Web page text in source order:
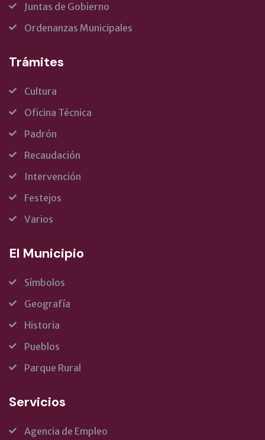
Juntas de Gobierno
Ordenanzas Municipales
Trámites
Cultura
Oficina Técnica
Padrón
Recaudación
Intervención
Festejos
Varios
El Municipio
Símbolos
Geografía
Historia
Pueblos
Parque Rural
Servicios
Agencia de Empleo